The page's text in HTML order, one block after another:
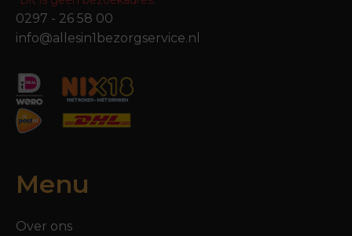
0297 - 26 58 00
info@allesin1bezorgservice.nl
Menu
Over ons